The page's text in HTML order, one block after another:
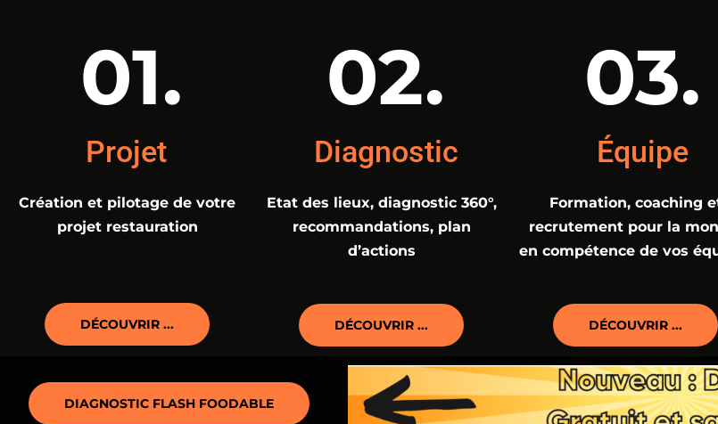
01.
Projet
Création et pilotage de votre
projet restauration
DÉCOUVRIR ...
02.
Diagnostic
Etat des lieux, diagnostic 360°,
recommandations, plan
d’actions
DÉCOUVRIR ...
03.
Équipe
Formation, coaching
recrutement pour la
en compétence de vos
DÉCOUVRIR ...
DIAGNOSTIC FLASH FOODABLE